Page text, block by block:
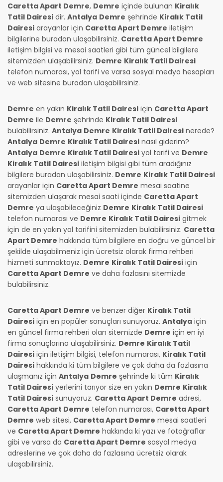
Caretta Apart Demre, Demre içinde bulunan Kiralık
Tatil Dairesi dir. Antalya Demre şehrinde Kiralık Tatil
Dairesi arayanlar için Caretta Apart Demre iletişim
bilgilerine buradan ulaşabilirsiniz. Caretta Apart Demre
iletişim bilgisi ve mesai saatleri gibi tüm güncel bilgilere
sitemizden ulaşabilirsiniz. Demre Kiralık Tatil Dairesi
telefon numarası, yol tarifi ve varsa sosyal medya hesapları
ve web sitesine buradan ulaşabilirsiniz.
Demre en yakın Kiralık Tatil Dairesi için Caretta Apart
Demre ile Demre şehrinde Kiralık Tatil Dairesi
bulabilirsiniz. Antalya Demre Kiralık Tatil Dairesi nerede?
Antalya Demre Kiralık Tatil Dairesi nasıl giderim?
Antalya Demre Kiralık Tatil Dairesi yol tarifi ve Demre
Kiralık Tatil Dairesi iletişim bilgisi gibi tüm aradığınız
bilgilere buradan ulaşabilirsiniz. Demre Kiralık Tatil Dairesi
arayanlar için Caretta Apart Demre mesai saatine
sitemizden ulaşarak mesai saati içinde Caretta Apart
Demre ya ulaşabileceğiniz Demre Kiralık Tatil Dairesi
telefon numarası ve Demre Kiralık Tatil Dairesi gitmek
için de en yakın yol tarifini sitemizden bulabilirsiniz. Caretta
Apart Demre hakkında tüm bilgilere en doğru ve güncel bir
şekilde ulaşabilmeniz için ücretsiz olarak firma rehberi
hizmeti sunmaktayız. Demre Kiralık Tatil Dairesi için
Caretta Apart Demre ve daha fazlasını sitemizde
bulabilirsiniz.
Caretta Apart Demre ve benzer diğer Kiralık Tatil
Dairesi için en popüler sonuçları sunuyoruz. Antalya için
en güncel firma rehberi olan sitemizde Demre için en iyi
firma sonuçlarına ulaşabilirsiniz. Demre Kiralık Tatil
Dairesi için iletişim bilgisi, telefon numarası, Kiralık Tatil
Dairesi hakkında ki tüm bilgilere ve çok daha da fazlasına
ulaşmanız için Antalya Demre şehrinde ki tüm Kiralık
Tatil Dairesi yerlerini tarıyor size en yakın Demre Kiralık
Tatil Dairesi sunuyoruz. Caretta Apart Demre adresi,
Caretta Apart Demre telefon numarası, Caretta Apart
Demre web sitesi, Caretta Apart Demre mesai saatleri
ve Caretta Apart Demre hakkında ki yazı ve fotoğraflar
gibi ve varsa da Caretta Apart Demre sosyal medya
adreslerine ve çok daha da fazlasına ücretsiz olarak
ulaşabilirsiniz.